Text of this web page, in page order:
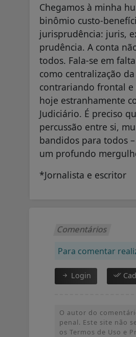
Chegamos à minha
binômio custo-
jurisprudência: juris,
prudência. A conta
todos. Fala-se em
como centralização
contrariando frontal e
hoje estranhamente
Judiciário. É preciso
percussão entre si,
bandidos para todos
um profundo
*Jornalista e escritor
Comentários
Para comentar
Login
O autor do
penal. Este site não
os Termos de Uso e